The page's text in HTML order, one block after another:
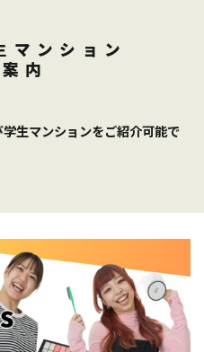
マンション
内
生マンションをご紹介可能で